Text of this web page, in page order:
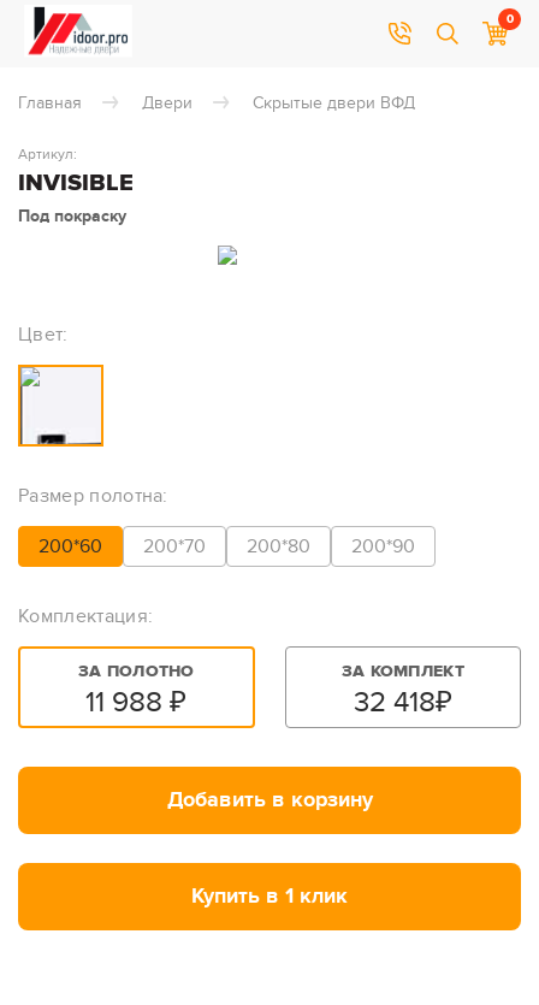
0
Главная Двери Скрытые двери ВФД
INVISIBLE
Артикул:
Под покраску
Цвет:
Размер полотна:
200*60 200*70 200*80 200*90
Комплектация:
ЗА ПОЛОТНО
11 988 ₽
ЗА КОМПЛЕКТ
32 418₽
Добавить в корзину
Купить в 1 клик